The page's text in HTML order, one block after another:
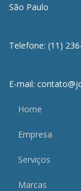
São Paulo
Telefone: (11)
E-mail:
Home
Empresa
Serviços
Marcas